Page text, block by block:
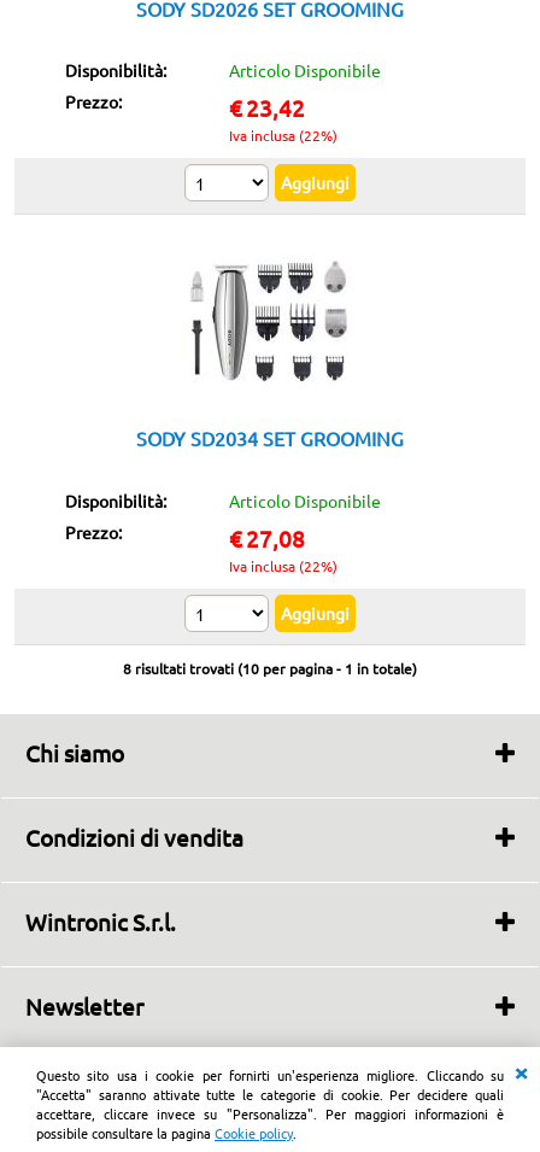
Questo sito usa i cookie per fornirti un'esperienza migliore. Cliccando su
"Accetta" saranno attivate tutte le categorie di cookie. Per decidere quali
accettare, cliccare invece su "Personalizza". Per maggiori informazioni è
possibile consultare la pagina Cookie policy.
SODY SD2026 SET GROOMING
Disponibilità:
Articolo Disponibile
Prezzo:
€23,42
Iva inclusa (22%)
SODY SD2034 SET GROOMING
Disponibilità:
Articolo Disponibile
Prezzo:
€27,08
Iva inclusa (22%)
8 risultati trovati (10 per pagina - 1 in totale)
Chi siamo
Contatti
Condizioni di vendita
Garanzia del Produttore
Privacy Policy
Wintronic S.r.l.
0773.721013 Whatsapp 320.6781375
Newsletter
© Wintronic S.r.l.
Wintronic negozio di informatrica, software, elettrodomestici
e telefonia con laboratorio per riparazioni